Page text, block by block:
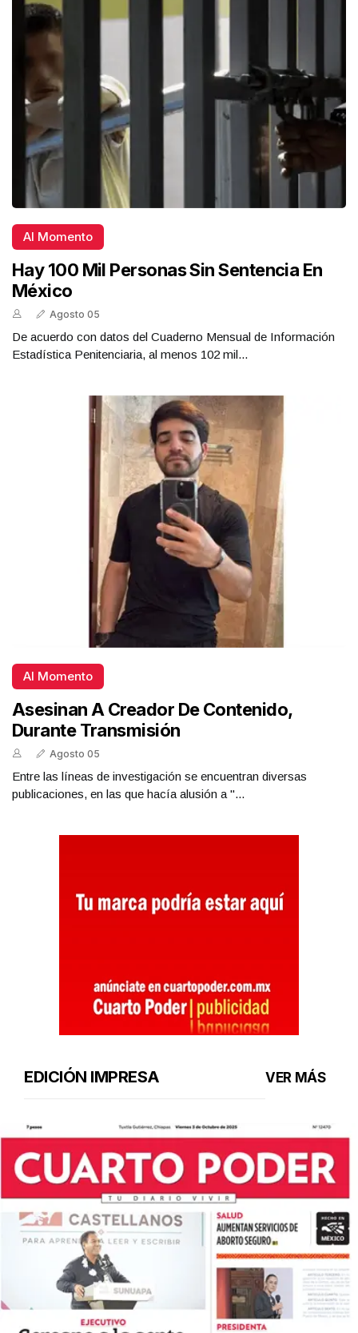
Al Momento
Hay 100 Mil Personas Sin Sentencia En
México
Agosto 05
De acuerdo con datos del Cuaderno Mensual de Información
Estadística Penitenciaria, al menos 102 mil...
Al Momento
Asesinan A Creador De Contenido,
Durante Transmisión
Agosto 05
Entre las líneas de investigación se encuentran diversas
publicaciones, en las que hacía alusión a "...
EDICIÓN IMPRESA VER MÁS